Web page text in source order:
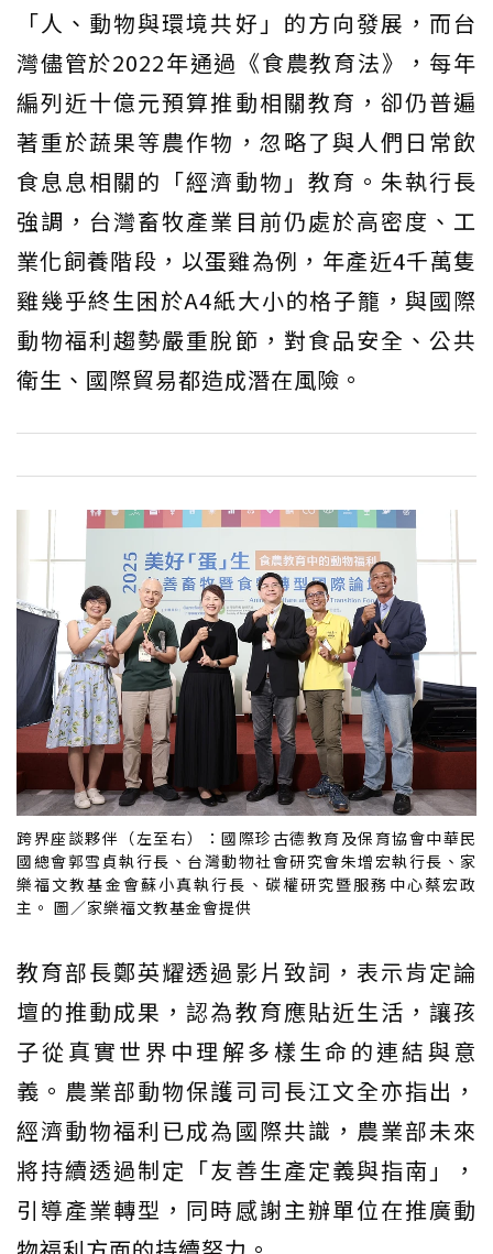
「人、動物與環境共好」的方向發展，而台
灣儘管於2022年通過《食農教育法》，每年
編列近十億元預算推動相關教育，卻仍普遍
著重於蔬果等農作物，忽略了與人們日常飲
食息息相關的「經濟動物」教育。朱執行長
強調，台灣畜牧產業目前仍處於高密度、工
業化飼養階段，以蛋雞為例，年產近4千萬隻
雞幾乎終生困於A4紙大小的格子籠，與國際
動物福利趨勢嚴重脫節，對食品安全、公共
衛生、國際貿易都造成潛在風險。
跨界座談夥伴（左至右）：國際珍古德教育及保育協會中華民
國總會郭雪貞執行長、台灣動物社會研究會朱增宏執行長、家
樂福文教基金會蘇小真執行長、碳權研究暨服務中心蔡宏政
主。 圖／家樂福文教基金會提供
教育部長鄭英耀透過影片致詞，表示肯定論
壇的推動成果，認為教育應貼近生活，讓孩
子從真實世界中理解多樣生命的連結與意
義。農業部動物保護司司長江文全亦指出，
經濟動物福利已成為國際共識，農業部未來
將持續透過制定「友善生產定義與指南」，
引導產業轉型，同時感謝主辦單位在推廣動